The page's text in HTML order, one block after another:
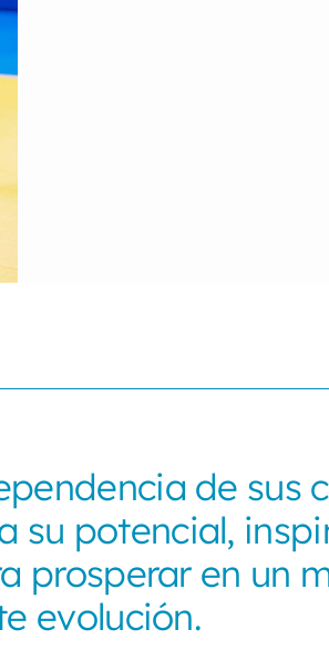
de sus
su potencial,
prosperar en un
evolución.